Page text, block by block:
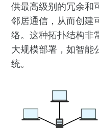
供最高级别的冗余和
邻居通信，从而创建
络。这种拓扑结构非
大规模部署，如智能
统。